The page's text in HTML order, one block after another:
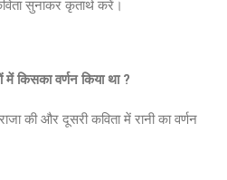
सुनाकर कृतार्थ करें।
किसका वर्णन किया था ?
की और दूसरी कविता में रानी का वर्णन